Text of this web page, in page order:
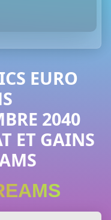
EURO
2040
ET GAINS